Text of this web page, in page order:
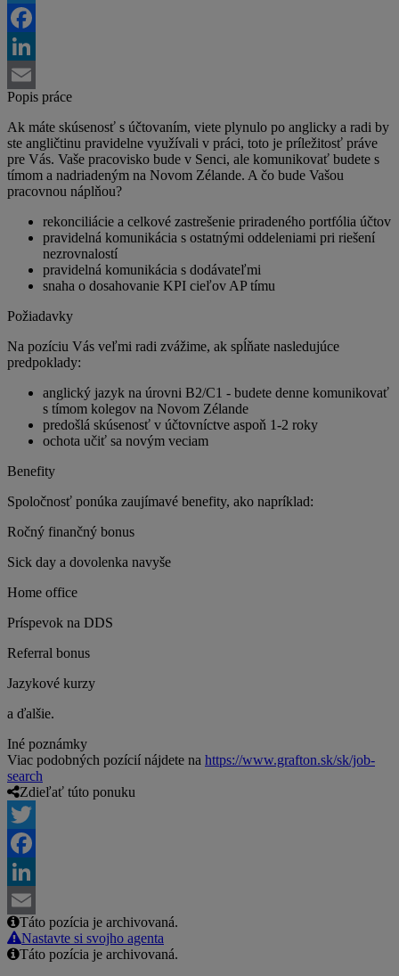
Twitter
Facebook
LinkedIn
Email
Popis práce
Ak máte skúsenosť s účtovaním, viete plynulo po anglicky a radi by
ste angličtinu pravidelne využívali v práci, toto je príležitosť práve
pre Vás. Vaše pracovisko bude v Senci, ale komunikovať budete s
tímom a nadriadeným na Novom Zélande. A čo bude Vašou
pracovnou náplňou?
rekonciliácie a celkové zastrešenie priradeného portfólia účtov
pravidelná komunikácia s ostatnými oddeleniami pri riešení
nezrovnalostí
pravidelná komunikácia s dodávateľmi
snaha o dosahovanie KPI cieľov AP tímu
Požiadavky
Na pozíciu Vás veľmi radi zvážime, ak spĺňate nasledujúce
predpoklady:
anglický jazyk na úrovni B2/C1 - budete denne komunikovať
s tímom kolegov na Novom Zélande
predošlá skúsenosť v účtovníctve aspoň 1-2 roky
ochota učiť sa novým veciam
Benefity
Spoločnosť ponúka zaujímavé benefity, ako napríklad:
Ročný finančný bonus
Sick day a dovolenka navyše
Home office
Príspevok na DDS
Referral bonus
Jazykové kurzy
a ďalšie.
Iné poznámky
Viac podobných pozícií nájdete na https://www.grafton.sk/sk/job-
search
Zdieľať túto ponuku
Twitter
Facebook
LinkedIn
Email
Táto pozícia je archivovaná.
Nastavte si svojho agenta
Táto pozícia je archivovaná.